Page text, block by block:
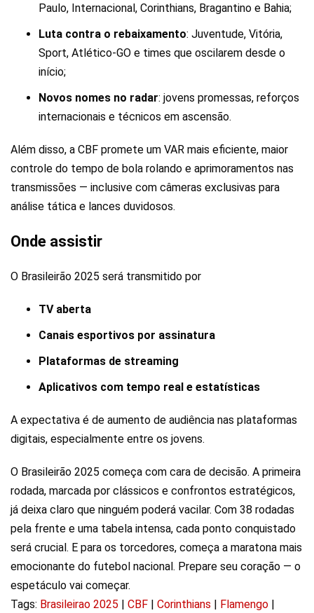
Paulo, Internacional, Corinthians, Bragantino e Bahia;
Luta contra o rebaixamento: Juventude, Vitória,
Sport, Atlético-GO e times que oscilarem desde o
início;
Novos nomes no radar: jovens promessas, reforços
internacionais e técnicos em ascensão.
Além disso, a CBF promete um VAR mais eficiente, maior
controle do tempo de bola rolando e aprimoramentos nas
transmissões — inclusive com câmeras exclusivas para
análise tática e lances duvidosos.
Onde assistir
O Brasileirão 2025 será transmitido por
TV aberta
Canais esportivos por assinatura
Plataformas de streaming
Aplicativos com tempo real e estatísticas
A expectativa é de aumento de audiência nas plataformas
digitais, especialmente entre os jovens.
O Brasileirão 2025 começa com cara de decisão. A primeira
rodada, marcada por clássicos e confrontos estratégicos,
já deixa claro que ninguém poderá vacilar. Com 38 rodadas
pela frente e uma tabela intensa, cada ponto conquistado
será crucial. E para os torcedores, começa a maratona mais
emocionante do futebol nacional. Prepare seu coração — o
espetáculo vai começar.
Tags: Brasileirao 2025 | CBF | Corinthians | Flamengo |